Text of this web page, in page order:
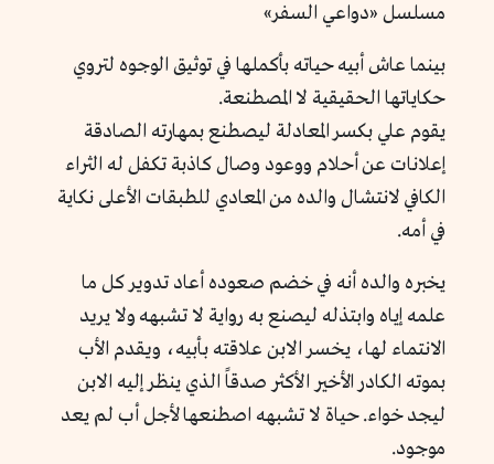
مسلسل «دواعي السفر»
بينما عاش أبيه حياته بأكملها في توثيق الوجوه لتروي
حكاياتها الحقيقية لا المصطنعة.
يقوم علي بكسر المعادلة ليصطنع بمهارته الصادقة
إعلانات عن أحلام ووعود وصال كاذبة تكفل له الثراء
الكافي لانتشال والده من المعادي للطبقات الأعلى نكاية
في أمه.
يخبره والده أنه في خضم صعوده أعاد تدوير كل ما
علمه إياه وابتذله ليصنع به رواية لا تشبهه ولا يريد
الانتماء لها، يخسر الابن علاقته بأبيه، ويقدم الأب
بموته الكادر الأخير الأكثر صدقاً الذي ينظر إليه الابن
ليجد خواء. حياة لا تشبهه اصطنعها لأجل أب لم يعد
موجود.